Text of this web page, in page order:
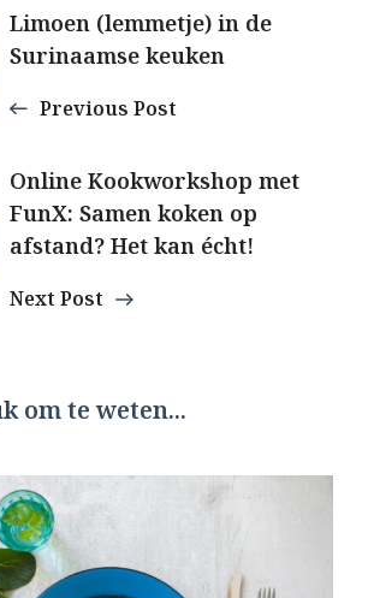
Limoen (lemmetje) in de
Surinaamse keuken
Previous Post
Online Kookworkshop met
FunX: Samen koken op
afstand? Het kan écht!
Next Post
om te weten...